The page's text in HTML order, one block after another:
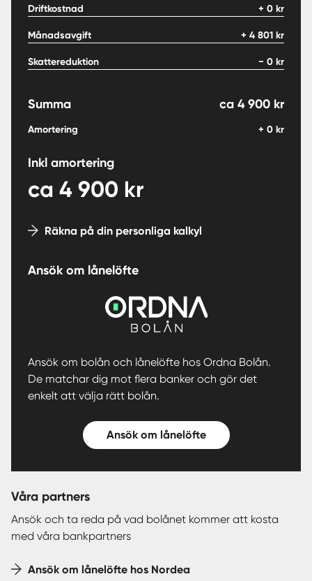
Driftkostnad + 0 kr
Månadsavgift + 4 801 kr
Skattereduktion − 0 kr
Summa ca 4 900 kr
Amortering + 0 kr
Inkl amortering
ca 4 900 kr
Räkna på din personliga kalkyl
Ansök om lånelöfte
Ansök om bolån och lånelöfte hos Ordna Bolån.
De matchar dig mot flera banker och gör det
enkelt att välja rätt bolån.
Ansök om lånelöfte
Våra partners
Ansök och ta reda på vad bolånet kommer att kosta
med våra bankpartners
Ansök om lånelöfte hos Nordea